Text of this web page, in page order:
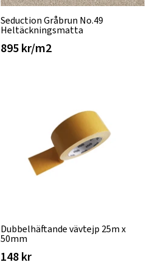
Seduction Gråbrun No.49
Heltäckningsmatta
895 kr/m2
Dubbelhäftande vävtejp 25m x
50mm
148 kr